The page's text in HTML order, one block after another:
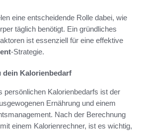
eine entscheidende Rolle dabei, wie
täglich benötigt. Ein gründliches
ist essenziell für eine effektive
-Strategie.
Kalorienbedarf
persönlichen Kalorienbedarfs ist der
Ernährung und einem
Nach der Berechnung
einem Kalorienrechner, ist es wichtig,